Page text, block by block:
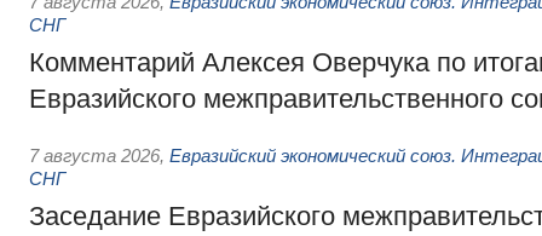
СНГ
Комментарий Алексея Оверчука по
Евразийского межправительственного
7 августа 2026, Евразийский экономический союз.
СНГ
Заседание Евразийского